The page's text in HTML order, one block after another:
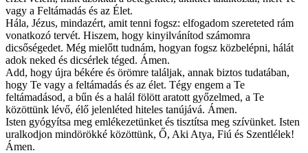
vagy a Feltámadás és az Élet.
Hála, Jézus, mindazért, amit tenni fogsz: elfogadom szereteted rám
vonatkozó tervét. Hiszem, hogy kinyilvánítod számomra
dicsőségedet. Még mielőtt tudnám, hogyan fogsz közbelépni, hálát
adok neked és dicsérlek téged. Ámen.
Add, hogy újra békére és örömre találjak, annak biztos tudatában,
hogy Te vagy a feltámadás és az élet. Tégy engem a Te
feltámadásod, a bűn és a halál fölött aratott győzelmed, a Te
közöttünk lévő, élő jelenléted hiteles tanújává. Ámen.
Isten gyógyítsa meg emlékezetünket és tisztítsa meg szívünket. Isten
uralkodjon mindörökké közöttünk, Ő, Aki Atya, Fiú és Szentlélek!
Ámen.